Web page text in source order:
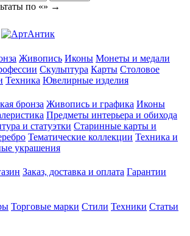
по «» →
Живопись Иконы Монеты и медали
Скульптура Карты Столовое
Техника Ювелирные изделия
бронза Живопись и графика Иконы
Предметы интерьера и обихода
и статуэтки Старинные карты и
Тематические коллекции Техника и
украшения
Заказ, доставка и оплата Гарантии
Торговые марки Стили Техники Статьи